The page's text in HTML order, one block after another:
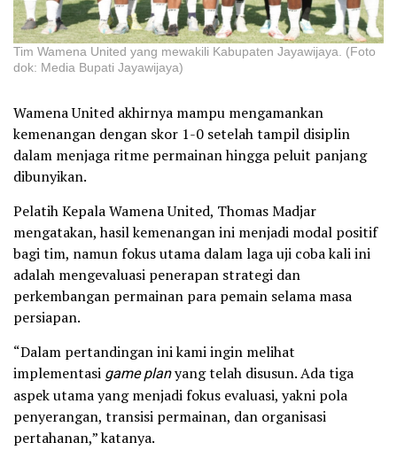
Tim Wamena United yang mewakili Kabupaten Jayawijaya. (Foto
dok: Media Bupati Jayawijaya)
Wamena United akhirnya mampu mengamankan
kemenangan dengan skor 1-0 setelah tampil disiplin
dalam menjaga ritme permainan hingga peluit panjang
dibunyikan.
Pelatih Kepala Wamena United, Thomas Madjar
mengatakan, hasil kemenangan ini menjadi modal positif
bagi tim, namun fokus utama dalam laga uji coba kali ini
adalah mengevaluasi penerapan strategi dan
perkembangan permainan para pemain selama masa
persiapan.
“Dalam pertandingan ini kami ingin melihat
implementasi game planyang telah disusun. Ada tiga
aspek utama yang menjadi fokus evaluasi, yakni pola
penyerangan, transisi permainan, dan organisasi
pertahanan,” katanya.